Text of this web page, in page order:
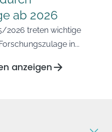
ab 2026
2026 treten wichtige
in...
anzeigen